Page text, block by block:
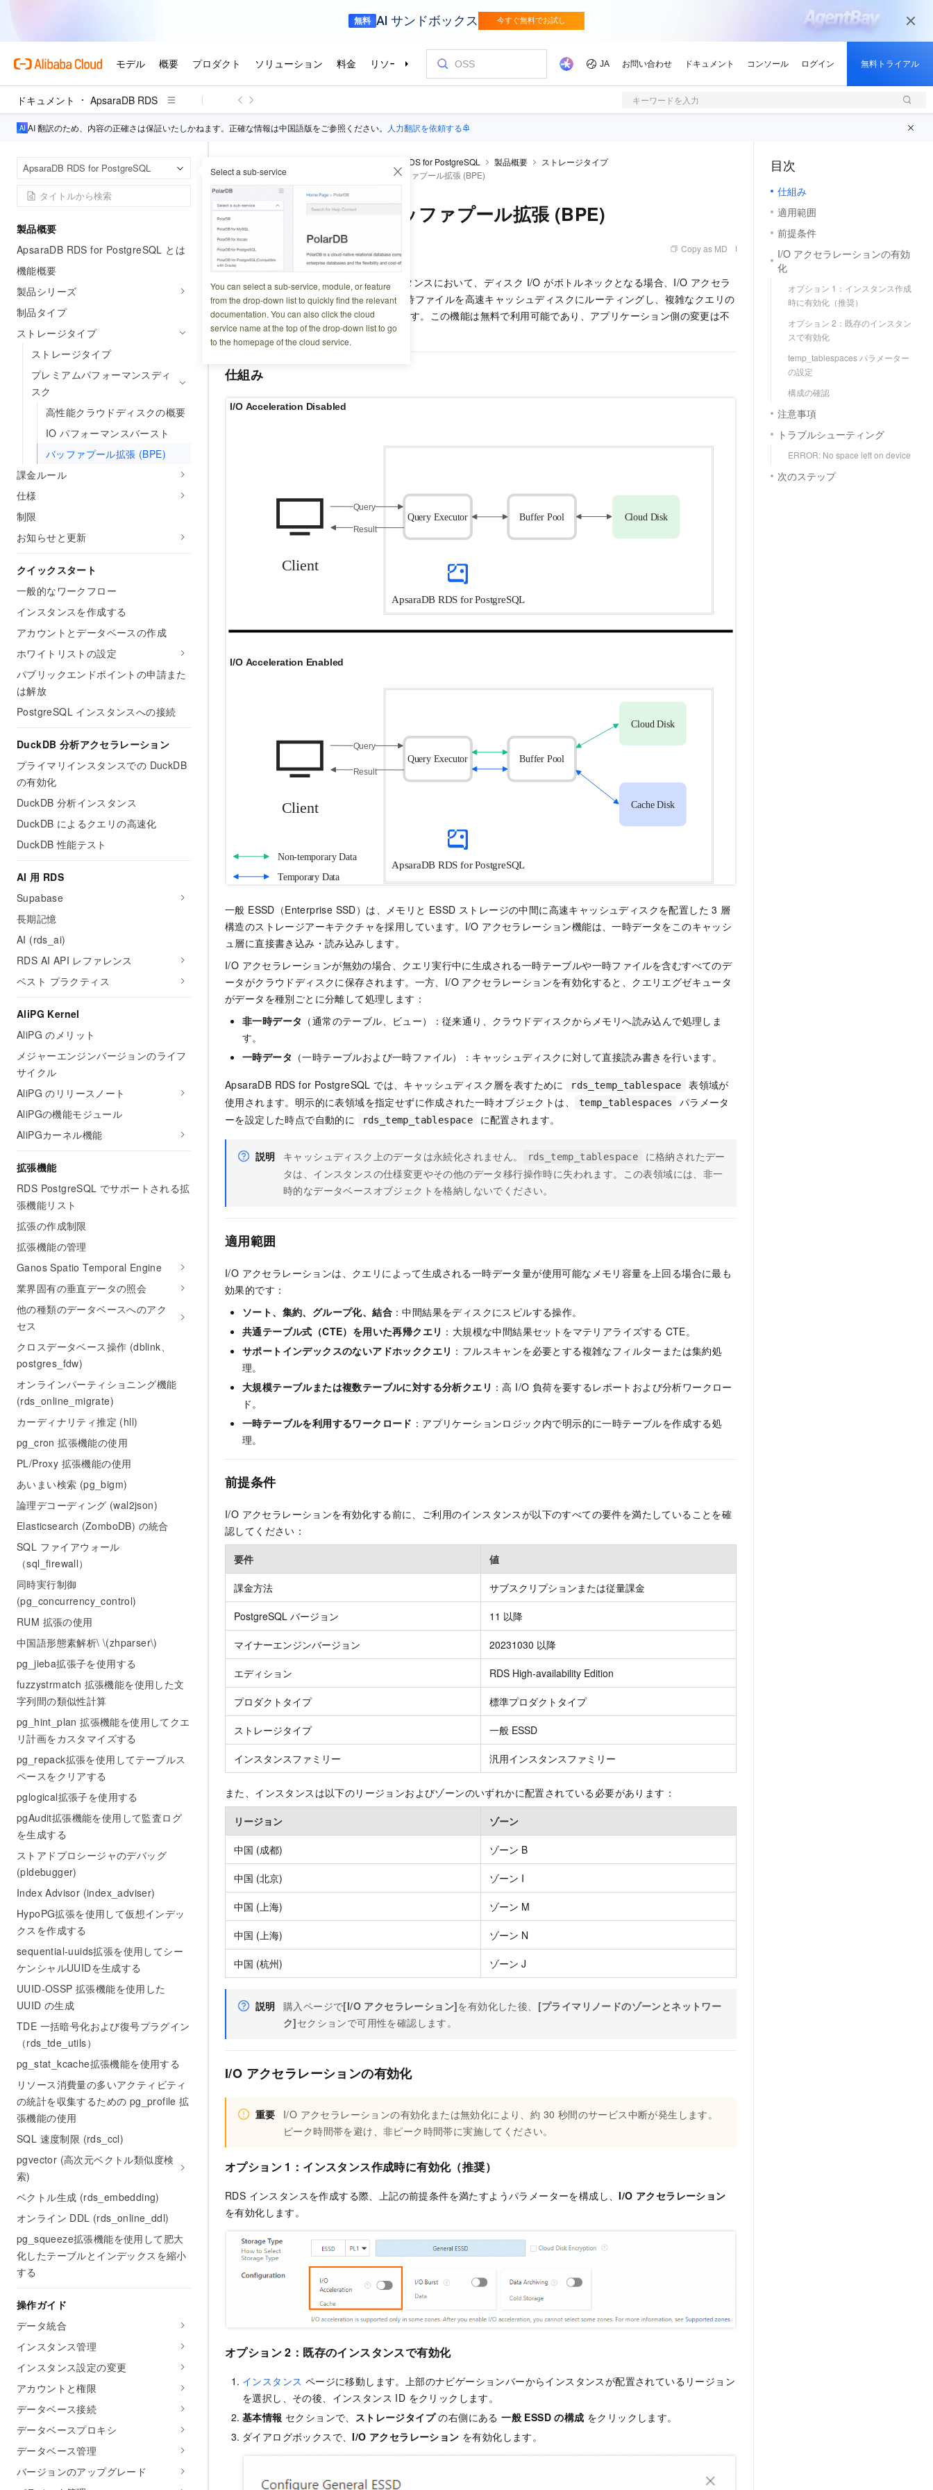
ドキュメント ApsaraDB RDS キーワードを入力
AI 翻訳のため、内容の正確さは保証いたしかねます。正確な情報は中国語版をご参照ください。 人力翻訳を依頼する
ApsaraDB RDS for PostgreSQL Select a sub-service
You can select a sub-service, module, or feature
from the drop-down list to quickly find the relevant
documentation. You can also click the cloud
service name at the top of the drop-down list to go
to the homepage of the cloud service.
製品概要
ApsaraDB RDS for PostgreSQL とは
機能概要
製品シリーズ
制品タイプ
ストレージタイプ
ストレージタイプ
プレミアムパフォーマンスディ
スク
高性能クラウドディスクの概要
IO パフォーマンスバースト
バッファプール拡張 (BPE)
課金ルール
仕様
制限
お知らせと更新
クイックスタート
一般的なワークフロー
インスタンスを作成する
アカウントとデータベースの作成
ホワイトリストの設定
パブリックエンドポイントの申請また
は解放
PostgreSQL インスタンスへの接続
DuckDB 分析アクセラレーション
プライマリインスタンスでの DuckDB
の有効化
DuckDB 分析インスタンス
DuckDB によるクエリの高速化
DuckDB 性能テスト
AI 用 RDS
Supabase
長期記憶
AI (rds_ai)
RDS AI API レファレンス
ベスト プラクティス
AliPG Kernel
AliPG のメリット
メジャーエンジンバージョンのライフ
サイクル
AliPG のリリースノート
AliPGの機能モジュール
AliPGカーネル機能
拡張機能
RDS PostgreSQL でサポートされる拡
張機能リスト
拡張の作成制限
拡張機能の管理
Ganos Spatio Temporal Engine
業界固有の垂直データの照会
他の種類のデータベースへのアク
セス
クロスデータベース操作 (dblink、
postgres_fdw)
オンラインパーティショニング機能
(rds_online_migrate)
カーディナリティ推定 (hll)
pg_cron 拡張機能の使用
PL/Proxy 拡張機能の使用
あいまい検索 (pg_bigm)
論理デコーディング (wal2json)
Elasticsearch (ZomboDB) の統合
SQL ファイアウォール
（sql_firewall）
同時実行制御
(pg_concurrency_control)
RUM 拡張の使用
中国語形態素解析\ \(zhparser\)
pg_jieba拡張子を使用する
fuzzystrmatch 拡張機能を使用した文
字列間の類似性計算
pg_hint_plan 拡張機能を使用してクエ
リ計画をカスタマイズする
pg_repack拡張を使用してテーブルス
ペースをクリアする
pglogical拡張子を使用する
pgAudit拡張機能を使用して監査ログ
を生成する
ストアドプロシージャのデバッグ
(pldebugger)
Index Advisor (index_adviser)
HypoPG拡張を使用して仮想インデッ
クスを作成する
sequential-uuids拡張を使用してシー
ケンシャルUUIDを生成する
UUID-OSSP 拡張機能を使用した
UUID の生成
TDE 一括暗号化および復号プラグイン
（rds_tde_utils）
pg_stat_kcache拡張機能を使用する
リソース消費量の多いアクティビティ
の統計を収集するための pg_profile 拡
張機能の使用
SQL 速度制限 (rds_ccl)
pgvector (高次元ベクトル類似度検
索)
ベクトル生成 (rds_embedding)
オンライン DDL (rds_online_ddl)
pg_squeeze拡張機能を使用して肥大
化したテーブルとインデックスを縮小
する
操作ガイド
データ統合
インスタンス管理
インスタンス設定の変更
アカウントと権限
データベース接続
データベースプロキシ
データベース管理
バージョンのアップグレード
ApsaraDB RDS for PostgreSQL 製品概要
ストレージタイプ
プレミアムパフォーマンスディスク
バッファプール拡張 (BPE)
RDS PostgreSQL バッファプール拡張 (BPE)
更新日時 Copy as MD
ApsaraDB RDS for PostgreSQL インスタンスにおいて、ディスク I/O がボトルネックとなる場合、I/O アクセラ
レーション機能は一時テーブルおよび一時ファイルを高速キャッシュディスクにルーティングし、複雑なクエリの
パフォーマンスを最大 100 % 向上させます。この機能は無料で利用可能であり、アプリケーション側の変更は不
要です。
仕組み
一般 ESSD（Enterprise SSD）は、メモリと ESSD ストレージの中間に高速キャッシュディスクを配置した 3 層
構造のストレージアーキテクチャを採用しています。I/O アクセラレーション機能は、一時データをこのキャッシ
ュ層に直接書き込み・読み込みします。
I/O アクセラレーションが無効の場合、クエリ実行中に生成される一時テーブルや一時ファイルを含むすべてのデ
ータがクラウドディスクに保存されます。一方、I/O アクセラレーションを有効化すると、クエリエグゼキュータ
がデータを種別ごとに分離して処理します：
非一時データ （通常のテーブル、ビュー）：従来通り、クラウドディスクからメモリへ読み込んで処理しま
す。
一時データ （一時テーブルおよび一時ファイル）：キャッシュディスクに対して直接読み書きを行います。
ApsaraDB RDS for PostgreSQL では、キャッシュディスク層を表すために
rds_temp_tablespace
表領域が
使用されます。明示的に表領域を指定せずに作成された一時オブジェクトは、
temp_tablespaces
パラメータ
ーを設定した時点で自動的に
rds_temp_tablespace に配置されます。
説明 キャッシュディスク上のデータは永続化されません。 rds_temp_tablespace
に格納されたデー
タは、インスタンスの仕様変更やその他のデータ移行操作時に失われます。この表領域には、非一
時的なデータベースオブジェクトを格納しないでください。
適用範囲
I/O アクセラレーションは、クエリによって生成される一時データ量が使用可能なメモリ容量を上回る場合に最も
効果的です：
ソート、集約、グループ化、結合 ：中間結果をディスクにスピルする操作。
共通テーブル式（CTE）を用いた再帰クエリ ：大規模な中間結果セットをマテリアライズする CTE。
サポートインデックスのないアドホッククエリ ：フルスキャンを必要とする複雑なフィルターまたは集約処
理。
大規模テーブルまたは複数テーブルに対する分析クエリ ：高 I/O 負荷を要するレポートおよび分析ワークロー
ド。
一時テーブルを利用するワークロード ：アプリケーションロジック内で明示的に一時テーブルを作成する処
理。
前提条件
I/O アクセラレーションを有効化する前に、ご利用のインスタンスが以下のすべての要件を満たしていることを確
認してください：
要件 値
課金方法 サブスクリプションまたは従量課金
PostgreSQL バージョン 11 以降
マイナーエンジンバージョン 20231030 以降
エディション RDS High-availability Edition
プロダクトタイプ 標準プロダクトタイプ
ストレージタイプ 一般 ESSD
インスタンスファミリー 汎用インスタンスファミリー
また、インスタンスは以下のリージョンおよびゾーンのいずれかに配置されている必要があります：
リージョン ゾーン
中国 (成都) ゾーン B
中国 (北京) ゾーン I
中国 (上海) ゾーン M
中国 (上海) ゾーン N
中国 (杭州) ゾーン J
説明 購入ページで[I/O アクセラレーション]を有効化した後、 [プライマリノードのゾーンとネットワー
ク]セクションで可用性を確認します。
I/O アクセラレーションの有効化
重要
I/O アクセラレーションの有効化または無効化により、約 30 秒間のサービス中断が発生します。
ピーク時間帯を避け、非ピーク時間帯に実施してください。
オプション 1：インスタンス作成時に有効化（推奨）
RDS インスタンスを作成する際、上記の前提条件を満たすようパラメーターを構成し、I/O アクセラレーション
を有効化します。
オプション 2：既存のインスタンスで有効化
インスタンス ページに移動します。上部のナビゲーションバーからインスタンスが配置されているリージョン
を選択し、その後、インスタンス ID をクリックします。
基本情報 セクションで、 ストレージタイプの右側にある一般 ESSD の構成 をクリックします。
ダイアログボックスで、I/O アクセラレーション を有効化します。
目次
仕組み
適用範囲
前提条件
I/O アクセラレーションの有効
化
オプション 1：インスタンス作成
時に有効化（推奨）
オプション 2：既存のインスタン
スで有効化
temp_tablespaces パラメーター
の設定
構成の確認
注意事項
トラブルシューティング
ERROR: No space left on device
次のステップ